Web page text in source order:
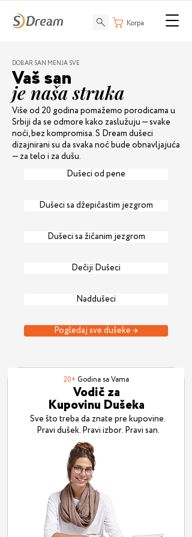
Korpa
DOBAR SAN MENJA SVE
Vaš san
je naša struka
Više od 20 godina pomažemo porodicama u
Srbiji da se odmore kako zaslužuju — svake
noći, bez kompromisa. S Dream dušeci
dizajnirani su da svaka noć bude obnavljajuća
— za telo i za dušu.
Dušeci od pene
Dušeci sa džepičastim jezgrom
Dušeci sa žičanim jezgrom
Dečiji Dušeci
Naddušeci
Pogledaj sve dušeke →
20+ Godina sa Vama
Vodič za
Kupovinu Dušeka
Sve što treba da znate pre kupovine.
Pravi dušek. Pravi izbor. Pravi san.